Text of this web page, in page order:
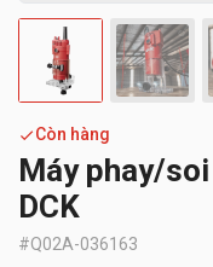
Còn hàng
Máy phay/
DCK
#Q02A-036163